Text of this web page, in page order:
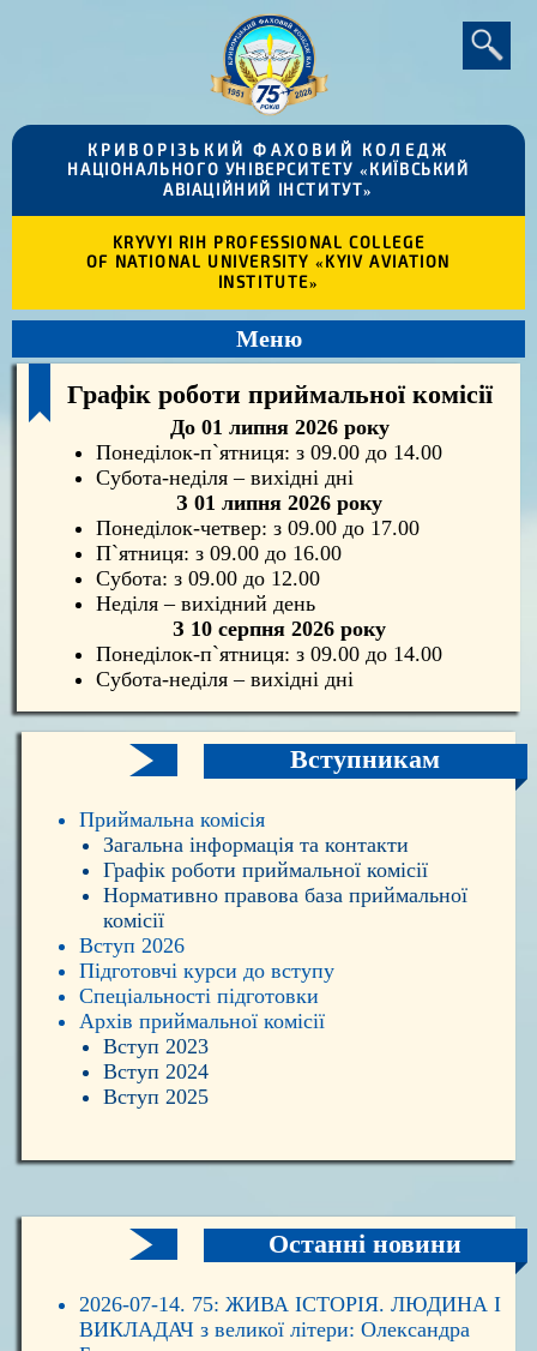
КРИВОРІЗЬКИЙ ФАХОВИЙ КОЛЕДЖ
НАЦІОНАЛЬНОГО УНІВЕРСИТЕТУ «КИЇВСЬКИЙ
АВІАЦІЙНИЙ ІНСТИТУТ»
KRYVYI RIH PROFESSIONAL COLLEGE
OF NATIONAL UNIVERSITY «KYIV AVIATION
INSTITUTE»
Меню
Графік роботи приймальної комісії
До 01 липня 2026 року
Понеділок-п`ятниця: з 09.00 до 14.00
Субота-неділя – вихідні дні
З 01 липня 2026 року
Понеділок-четвер: з 09.00 до 17.00
П`ятниця: з 09.00 до 16.00
Субота: з 09.00 до 12.00
Неділя – вихідний день
З 10 серпня 2026 року
Понеділок-п`ятниця: з 09.00 до 14.00
Субота-неділя – вихідні дні
Вступникам
Приймальна комісія
Загальна інформація та контакти
Графік роботи приймальної комісії
Нормативно правова база приймальної
комісії
Вступ 2026
Підготовчі курси до вступу
Спеціальності підготовки
Архів приймальної комісії
Вступ 2023
Вступ 2024
Вступ 2025
Останні новини
2026-07-14. 75: ЖИВА ІСТОРІЯ. ЛЮДИНА І
ВИКЛАДАЧ з великої літери: Олександра